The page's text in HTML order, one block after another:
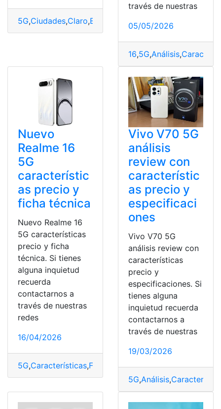
5G,Ciudades,Claro,Ecuador expande,Loja,
través de nuestras
05/05/2026
16,5G,Análisis,
Nuevo
Realme 16
5G
característic
as precio y
ficha técnica
Nuevo Realme 16
5G características
precio y ficha
técnica. Si tienes
alguna inquietud
recuerda
contactarnos a
través de nuestras
redes
16/04/2026
5G,Características,Ficha Nuevo,Precio,Realme,Técnica
Vivo V70 5G
análisis
review con
característic
as precio y
especificaci
ones
Vivo V70 5G
análisis review con
características
precio y
especificaciones. Si
tienes alguna
inquietud recuerda
contactarnos a
través de nuestras
19/03/2026
5G,Análisis,